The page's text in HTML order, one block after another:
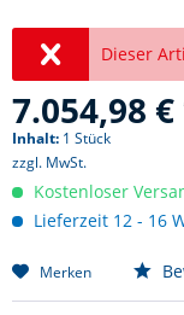
Dieser
7.054,98
Inhalt: 1 Stück
zzgl. MwSt.
Kostenloser
Lieferzeit 12 - 16
Merken